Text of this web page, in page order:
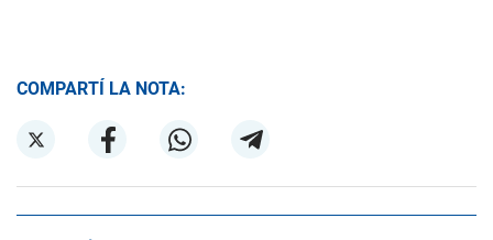
COMPARTÍ LA NOTA: